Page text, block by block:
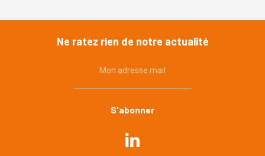
Ne ratez rien de notre actualité
Mon adresse mail
Commande publique
Urbanisme, environnement